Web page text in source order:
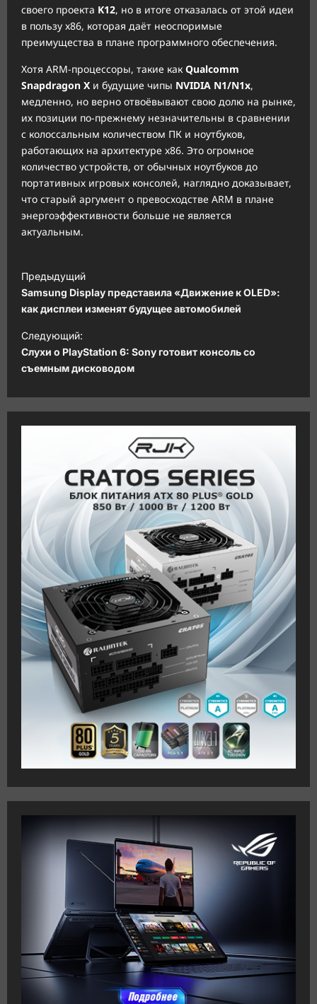
своего проекта K12, но в итоге отказалась от этой идеи
в пользу x86, которая даёт неоспоримые
преимущества в плане программного обеспечения.
Хотя ARM-процессоры, такие как Qualcomm
Snapdragon X и будущие чипы NVIDIA N1/N1x,
медленно, но верно отвоёвывают свою долю на рынке,
их позиции по-прежнему незначительны в сравнении
с колоссальным количеством ПК и ноутбуков,
работающих на архитектуре x86. Это огромное
количество устройств, от обычных ноутбуков до
портативных игровых консолей, наглядно доказывает,
что старый аргумент о превосходстве ARM в плане
энергоэффективности больше не является
актуальным.
а
в
и
г
а
ц
и
с
и
Предыдущий
Samsung Display представила «Движение к OLED»:
как дисплеи изменят будущее автомобилей
Следующий:
Слухи о PlayStation 6: Sony готовит консоль со
съемным дисководом